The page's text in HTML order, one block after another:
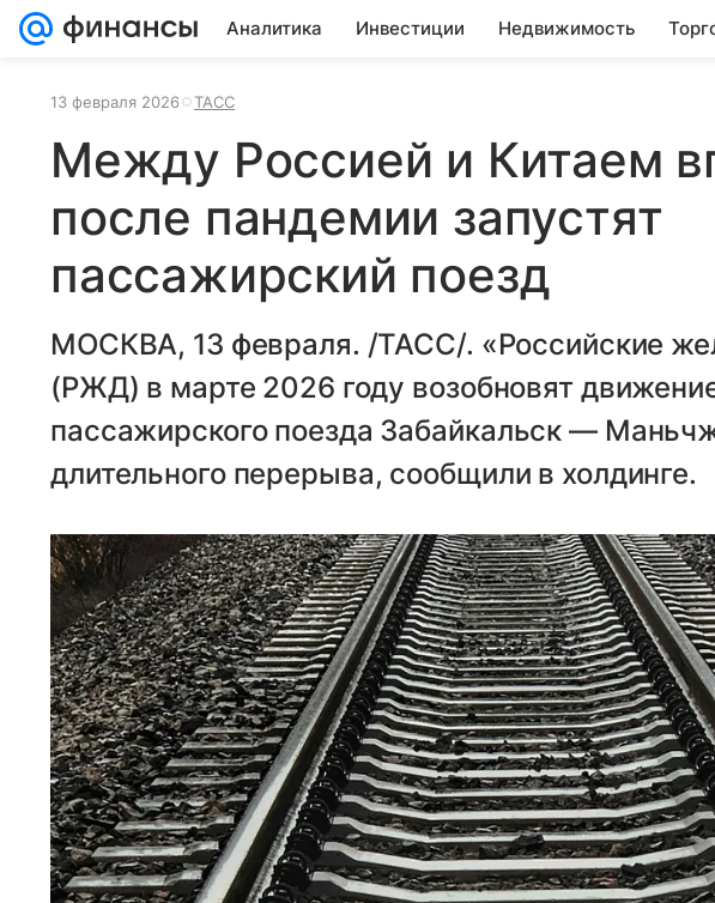
Аналитика Инвестиции Недвижимость
13 февраля 2026 ТАСС
Между Россией и Китаем
после пандемии запустят
пассажирский поезд
МОСКВА, 13 февраля. /ТАСС/. «Российские
(РЖД) в марте 2026 году возобновят
пассажирского поезда Забайкальск —
длительного перерыва, сообщили в холдинге.